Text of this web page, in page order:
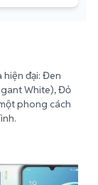
đại: Đen
White), Đỏ
phong cách